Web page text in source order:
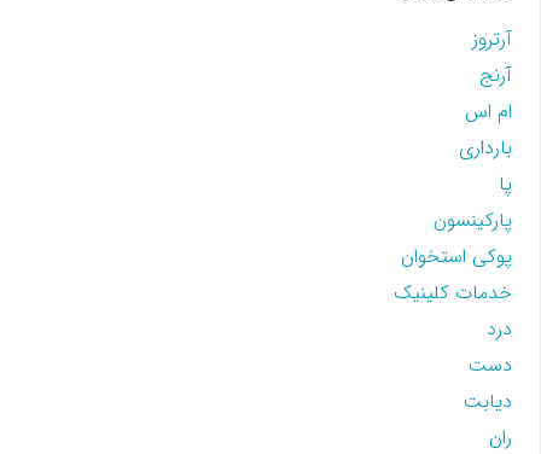
آرتروز
آرنج
ام اس
بارداری
پا
پارکینسون
پوکی استخوان
خدمات کلینیک
درد
دست
دیابت
ران